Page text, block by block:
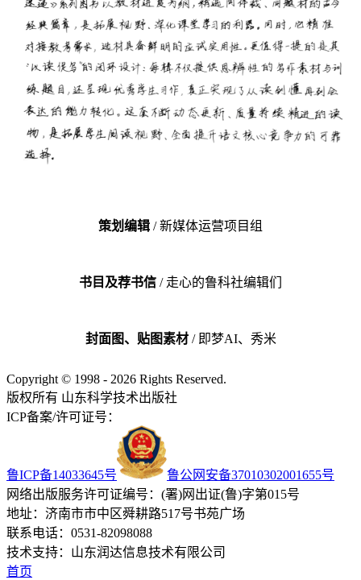
策划编辑 / 新媒体运营项目组
书目及荐书信 / 走心的鲁科社编辑们
封面图、贴图素材/ 即梦AI、秀米
Copyright © 1998 - 2026 Rights Reserved.
版权所有 山东科学技术出版社
ICP备案/许可证号：
鲁ICP备14033645号
鲁公网安备37010302001655号
网络出版服务许可证编号：(署)网出证(鲁)字第015号
地址：济南市市中区舜耕路517号书苑广场
联系电话：0531-82098088
技术支持：山东润达信息技术有限公司
首页